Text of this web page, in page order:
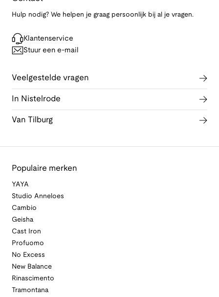
Hulp nodig? We helpen je graag persoonlijk bij al je vragen.
Klantenservice
Stuur een e-mail
Veelgestelde vragen
In Nistelrode
Van Tilburg
Populaire merken
YAYA
Studio Anneloes
Cambio
Geisha
Cast Iron
Profuomo
No Excess
New Balance
Rinascimento
Tramontana